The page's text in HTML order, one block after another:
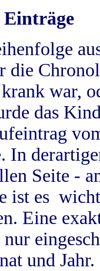
Einträge
die
war,
das
In
Seite -
ist es
Eine
und Jahr.